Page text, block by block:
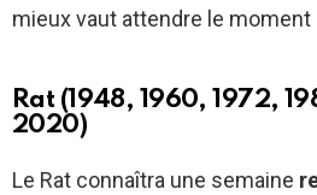
mieux vaut attendre le moment
Rat (1948, 1960, 1972,
2020)
Le Rat connaîtra une semaine